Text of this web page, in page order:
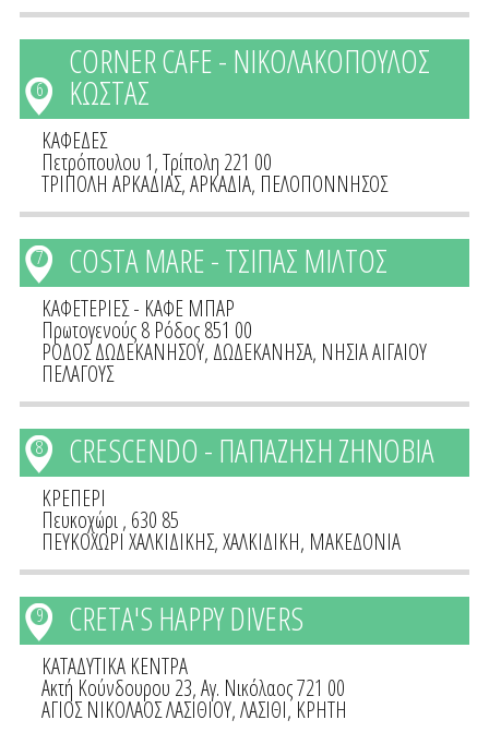
CORNER CAFE - ΝΙΚΟΛΑΚΟΠΟΥΛΟΣ
ΚΩΣΤΑΣ
6
ΚΑΦΕΔΕΣ
Πετρόπουλου 1, Τρίπολη 221 00
ΤΡΙΠΟΛΗ ΑΡΚΑΔΙΑΣ,ΑΡΚΑΔΙΑ, ΠΕΛΟΠΟΝΝΗΣΟΣ
COSTA MARE - ΤΣΙΠΑΣ ΜΙΛΤΟΣ
7
ΚΑΦΕΤΕΡΙΕΣ - ΚΑΦΕ ΜΠΑΡ
Πρωτογενούς 8 Ρόδος 851 00
ΡΟΔΟΣ ΔΩΔΕΚΑΝΗΣΟΥ, ΔΩΔΕΚΑΝΗΣΑ, ΝΗΣΙΑ ΑΙΓΑΙΟΥ
ΠΕΛΑΓΟΥΣ
CRESCENDO - ΠΑΠΑΖΗΣΗ ΖΗΝΟΒΙΑ
8
ΚΡΕΠΕΡΙ
Πευκοχώρι , 630 85
ΠΕΥΚΟΧΩΡΙ ΧΑΛΚΙΔΙΚΗΣ,ΧΑΛΚΙΔΙΚΗ, ΜΑΚΕΔΟΝΙΑ
CRETA'S HAPPY DIVERS
9
ΚΑΤΑΔΥΤΙΚΑ ΚΕΝΤΡΑ
Ακτή Κούνδουρου 23, Αγ. Νικόλαος 721 00
ΑΓΙΟΣ ΝΙΚΟΛΑΟΣ ΛΑΣΙΘΙΟΥ,ΛΑΣΙΘΙ,ΚΡΗΤΗ